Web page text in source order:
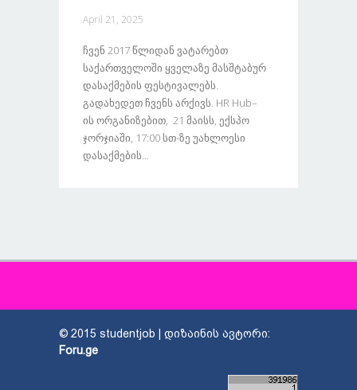
April 21, 2025
Ჩვენ 2017 Წლიდან Ვატარებთ
Საქართველოში Ყველაზე Მასშტაბურ
Დასაქმების Ფესტივალებს.
Გადახედეთ Ჩვენს Არქივს. HR Hub–
Ის Ორგანიზებით, 21 Მაისს, Ექსპო
Ჯორჯიაში, 17:00 Სთ-Ზე Უახლოესი
Დასაქმების...
© 2015 studentjob | დიზაინის ავტორი:
Foru.ge